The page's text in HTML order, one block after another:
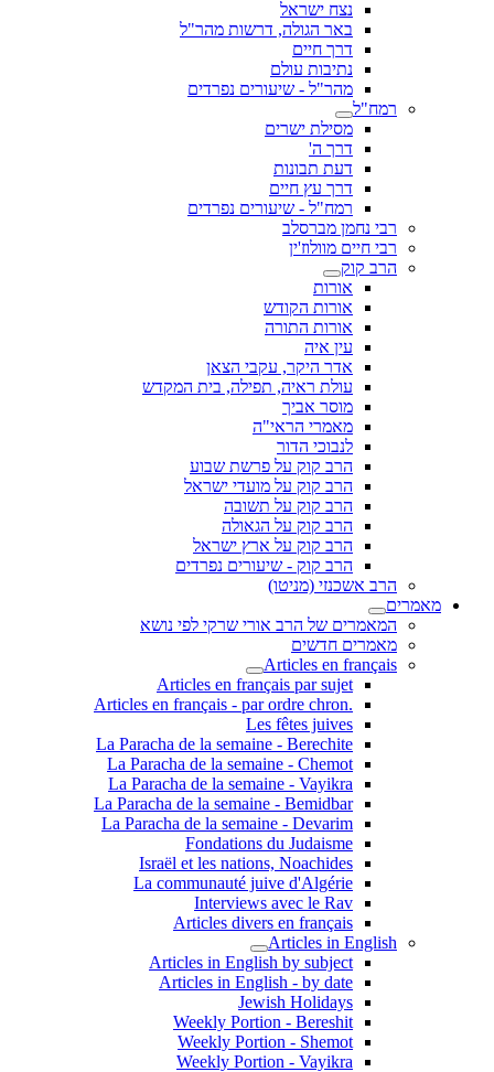
נצח ישראל
באר הגולה, דרשות מהר"ל
דרך חיים
נתיבות עולם
מהר"ל - שיעורים נפרדים
רמח"ל
מסילת ישרים
דרך ה'
דעת תבונות
דרך עץ חיים
רמח"ל - שיעורים נפרדים
רבי נחמן מברסלב
רבי חיים מוולוז'ין
הרב קוק
אורות
אורות הקודש
אורות התורה
עין איה
אדר היקר, עקבי הצאן
עולת ראיה, תפילה, בית המקדש
מוסר אביך
מאמרי הראי"ה
לנבוכי הדור
הרב קוק על פרשת שבוע
הרב קוק על מועדי ישראל
הרב קוק על תשובה
הרב קוק על הגאולה
הרב קוק על ארץ ישראל
הרב קוק - שיעורים נפרדים
הרב אשכנזי (מניטו)
מאמרים
המאמרים של הרב אורי שרקי לפי נושא
מאמרים חדשים
Articles en français
Articles en français par sujet
.Articles en français - par ordre chron
Les fêtes juives
La Paracha de la semaine - Berechite
La Paracha de la semaine - Chemot
La Paracha de la semaine - Vayikra
La Paracha de la semaine - Bemidbar
La Paracha de la semaine - Devarim
Fondations du Judaisme
Israël et les nations, Noachides
La communauté juive d'Algérie
Interviews avec le Rav
Articles divers en français
Articles in English
Articles in English by subject
Articles in English - by date
Jewish Holidays
Weekly Portion - Bereshit
Weekly Portion - Shemot
Weekly Portion - Vayikra